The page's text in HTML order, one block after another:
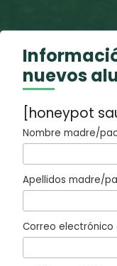
nuevos
[honeypot
Nombre madre/
Apellidos madre/
Correo